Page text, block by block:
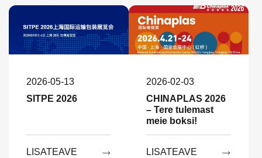
2026-05-13
SITPE 2026
LISATEAVE 
2026-02-03
CHINAPLAS 2026
– Tere tulemast
meie boksi!
LISATEAVE 